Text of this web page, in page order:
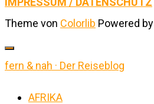
Theme von Colorlib Powered by
fern & nah · Der Reiseblog
AFRIKA